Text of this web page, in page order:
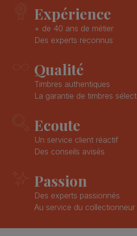
Expérience
+ de 40 ans de métier
Des experts reconnus
Qualité
Timbres authentiques
La garantie de timbres
Ecoute
Un service client réactif
Des conseils avisés
Passion
Des experts passionnés
Au service du collectionneur